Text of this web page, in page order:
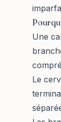
Une
Le